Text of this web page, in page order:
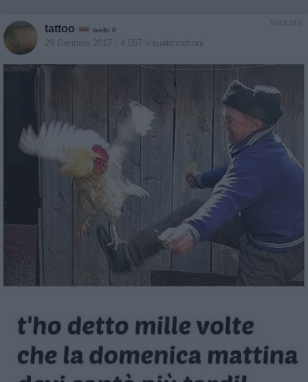
Vaccata
tattoo livello 8
29 Gennaio 2017 - 4.057 visualizzazioni